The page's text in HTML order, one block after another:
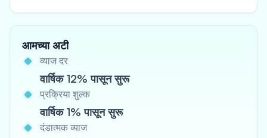
आमच्या अटी
व्याज दर
वार्षिक 12% पासून सुरू
प्रक्रिया शुल्क
वार्षिक 1% पासून सुरू
दंडात्मक व्याज